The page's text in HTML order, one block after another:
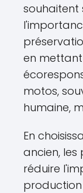
souhaitent
en
motos,
humaine,
En
ancien, les
réduire
production